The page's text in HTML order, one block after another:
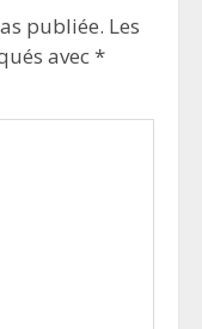
publiée. Les
avec*